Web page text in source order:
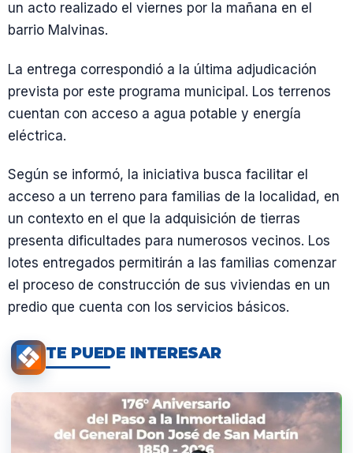
un acto realizado el viernes por la mañana en el
barrio Malvinas.
La entrega correspondió a la última adjudicación
prevista por este programa municipal. Los terrenos
cuentan con acceso a agua potable y energía
eléctrica.
Según se informó, la iniciativa busca facilitar el
acceso a un terreno para familias de la localidad, en
un contexto en el que la adquisición de tierras
presenta dificultades para numerosos vecinos. Los
lotes entregados permitirán a las familias comenzar
el proceso de construcción de sus viviendas en un
predio que cuenta con los servicios básicos.
TE PUEDE INTERESAR